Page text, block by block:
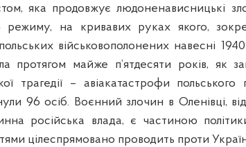
яка продовжує людоненависницькі
режиму, на кривавих руках якого,
військовополонених навесні
протягом майже п’ятдесяти років, як
трагедії – авіакатастрофи польського
96 осіб. Воєнний злочин в Оленівці,
російська влада, є частиною
цілеспрямовано проводить проти